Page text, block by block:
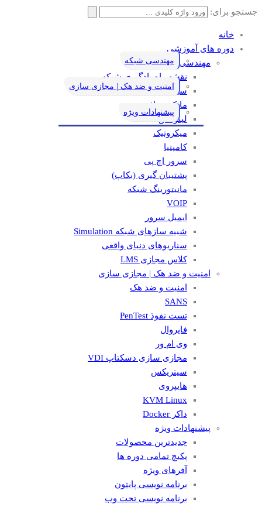
جستجو برای:
خانه
دوره های آموزشی
مهندسی شبکه
نقشه راه یادگیری شبکه
سیسکو
مایکروسافت
لینوکس
میکروتیک
کامپتیا
سرور اچ پی
پشتیبان گیری (بکاپ)
مانيتورينگ شبکه
VOIP
ایمیل سرور
شبیه سازهای شبکه Simulation
سناریوهای دنیای واقعی
کلاس مجازی LMS
امنیت و ضد هک | مجازی سازی
امنیت و ضد هک
SANS
تست نفوذ PenTest
فایروال
وی ام ور
مجازی سازی دسکتاپ VDI
سیتریکس
هایپروی
KVM Linux
داکر Docker
پیشنهادات ویژه
جدیدترین محصولات
پکیچ تمامی دوره ها
آفرهای ویژه
برنامه نویسی پایتون
برنامه نویسی تحت وب
مهندسی شبکه
امنیت و ضد هک | مجازی سازی
پیشنهادات ویژه